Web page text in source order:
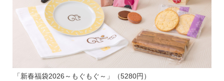
「新春福袋2026～もぐもぐ～」（5280円）